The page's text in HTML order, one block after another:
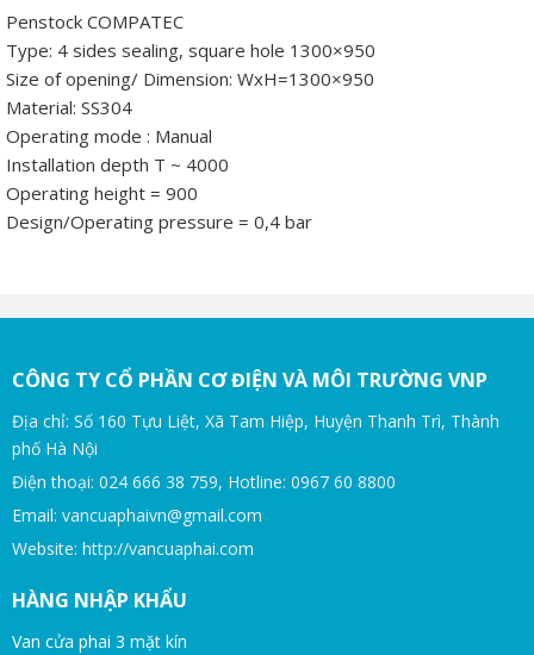
Penstock COMPATEC
Type: 4 sides sealing, square hole 1300×950
Size of opening/ Dimension: WxH=1300×950
Material: SS304
Operating mode : Manual
Installation depth T ~ 4000
Operating height = 900
Design/Operating pressure = 0,4 bar
CÔNG TY CỔ PHẦN CƠ ĐIỆN VÀ MÔI TRƯỜNG VNP
Địa chỉ: Số 160 Tựu Liệt, Xã Tam Hiệp, Huyện Thanh Trì, Thành
phố Hà Nội
Điện thoại: 024 666 38 759, Hotline: 0967 60 8800
Email: vancuaphaivn@gmail.com
Website: http://vancuaphai.com
HÀNG NHẬP KHẨU
Van cửa phai 3 mặt kín